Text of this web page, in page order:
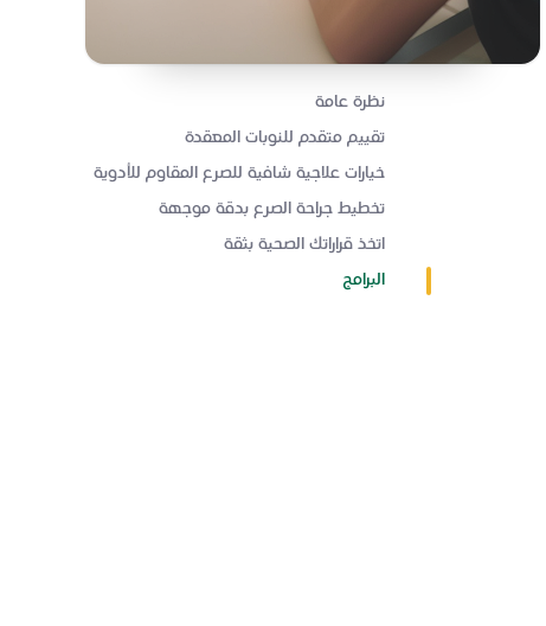
محتويات الصفحة
نظرة عامة
تقييم متقدم للنوبات المعقدة
خيارات علاجية شافية للصرع المقاوم للأدوية
تخطيط جراحة الصرع بدقة موجهة
اتخذ قراراتك الصحية بثقة
البرامج